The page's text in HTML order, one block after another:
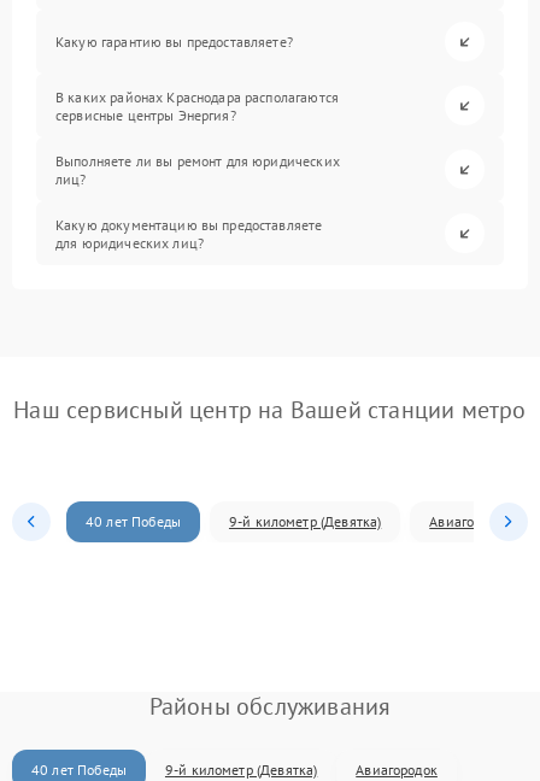
Какую гарантию вы предоставляете?
В каких районах Краснодара располагаются
сервисные центры Энергия?
Выполняете ли вы ремонт для юридических
лиц?
Какую документацию вы предоставляете
для юридических лиц?
Наш сервисный центр на Вашей станции метро
40 лет Победы 9-й километр (Девятка) Авиагородок
Районы обслуживания
40 лет Победы 9-й километр (Девятка) Авиагородок